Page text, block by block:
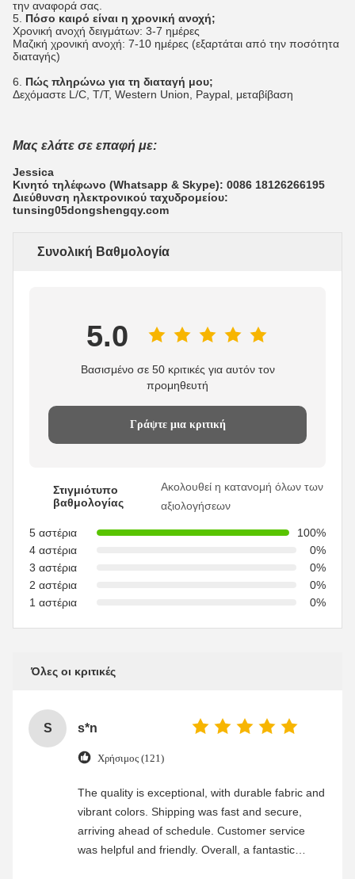
την αναφορά σας.
5. Πόσο καιρό είναι η χρονική ανοχή;
Χρονική ανοχή δειγμάτων: 3-7 ημέρες
Μαζική χρονική ανοχή: 7-10 ημέρες (εξαρτάται από την ποσότητα
διαταγής)
6. Πώς πληρώνω για τη διαταγή μου;
Δεχόμαστε L/C, T/T, Western Union, Paypal, μεταβίβαση
Μας ελάτε σε επαφή με:
Jessica
Κινητό τηλέφωνο (Whatsapp & Skype): 0086 18126266195
Διεύθυνση ηλεκτρονικού ταχυδρομείου:
tunsing05dongshengqy.com
Συνολική Βαθμολογία
5.0
Βασισμένο σε 50 κριτικές για αυτόν τον
προμηθευτή
Γράψτε μια κριτική
Στιγμιότυπο
βαθμολογίας
Ακολουθεί η κατανομή όλων των
αξιολογήσεων
5 αστέρια
100%
4 αστέρια
0%
3 αστέρια
0%
2 αστέρια
0%
1 αστέρια
0%
Όλες οι κριτικές
S s*n
Χρήσιμος (121)
The quality is exceptional, with durable fabric and
vibrant colors. Shipping was fast and secure,
arriving ahead of schedule. Customer service
was helpful and friendly. Overall, a fantastic